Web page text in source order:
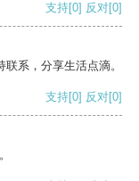
支持[0] 反对[0]
系，分享生活点滴。
支持[0] 反对[0]